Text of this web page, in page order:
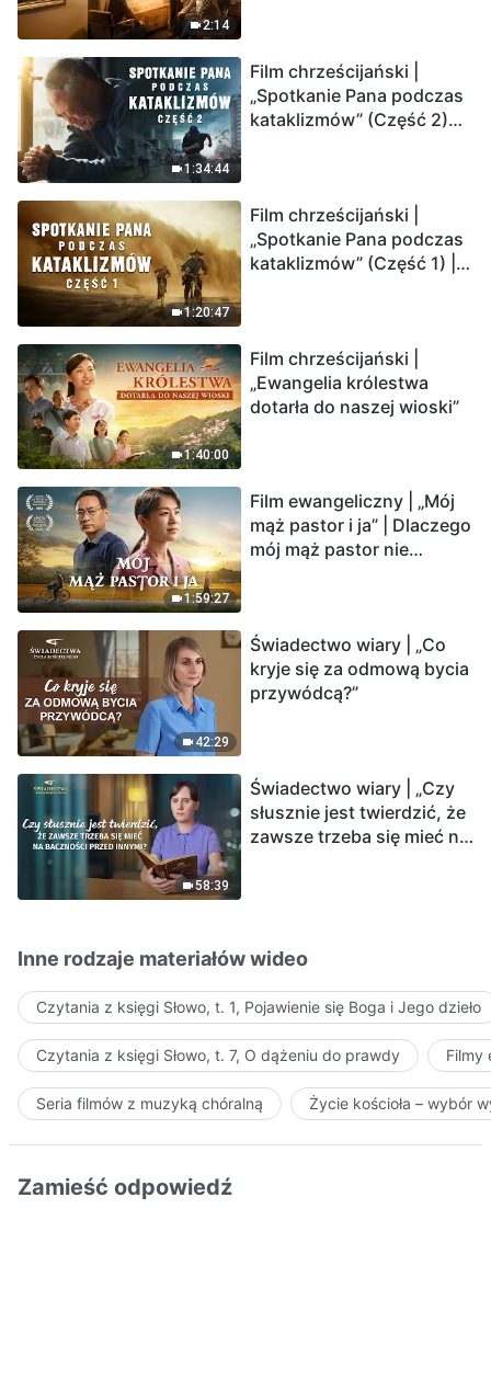
2:14
1:34:44
Film chrześcijański |
„Spotkanie Pana podczas
kataklizmów” (Część 2)
Ludzkość weszła w
odliczanie. Czy znalazłeś
już drogę ocalenia?
1:20:47
Film chrześcijański |
„Spotkanie Pana podczas
kataklizmów” (Część 1) |
1:40:00
Film chrześcijański |
„Ewangelia królestwa
dotarła do naszej wioski”
1:59:27
Film ewangeliczny | „Mój
mąż pastor i ja” | Dlaczego
mój mąż pastor nie
42:29
Świadectwo wiary | „Co
kryje się za odmową bycia
przywódcą?”
58:39
Świadectwo wiary | „Czy
słusznie jest twierdzić, że
zawsze trzeba się mieć na
Inne rodzaje materiałów wideo
Czytania z księgi Słowo, t. 1, Pojawienie się Boga i Jego dzieło
Czytania z księgi Słowo, t. 7, O dążeniu do prawdy Filmy
Seria filmów z muzyką chóralną Życie kościoła – wybór
Zamieść odpowiedź